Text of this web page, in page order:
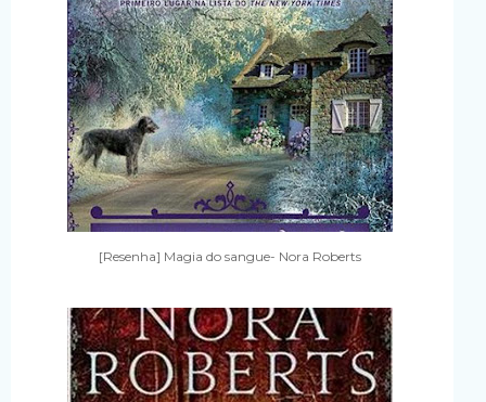
[Resenha] Magia do sangue- Nora Roberts